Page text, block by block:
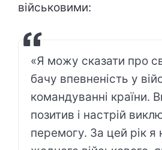
військовими:
«Я можу сказати про
бачу впевненість у
командуванні країни.
позитив і настрій
перемогу. За цей рік я